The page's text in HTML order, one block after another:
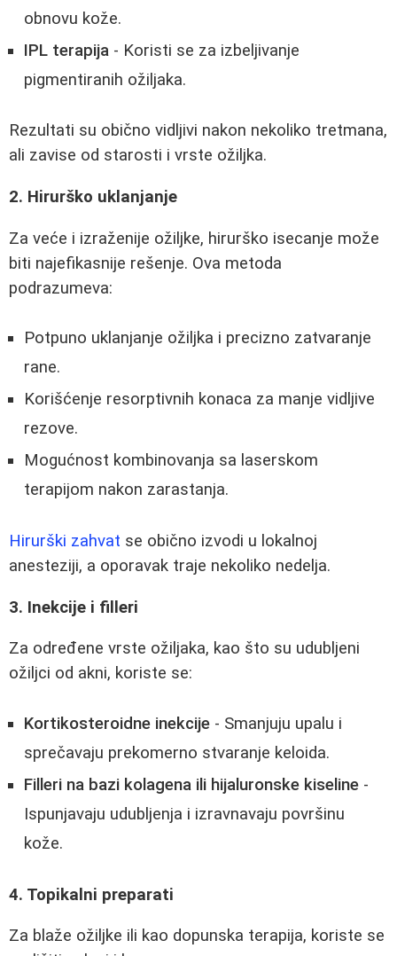
obnovu kože.
IPL terapija - Koristi se za izbeljivanje
pigmentiranih ožiljaka.
Rezultati su obično vidljivi nakon nekoliko tretmana,
ali zavise od starosti i vrste ožiljka.
2. Hirurško uklanjanje
Za veće i izraženije ožiljke, hirurško isecanje može
biti najefikasnije rešenje. Ova metoda
podrazumeva:
Potpuno uklanjanje ožiljka i precizno zatvaranje
rane.
Korišćenje resorptivnih konaca za manje vidljive
rezove.
Mogućnost kombinovanja sa laserskom
terapijom nakon zarastanja.
Hirurški zahvat se obično izvodi u lokalnoj
anesteziji, a oporavak traje nekoliko nedelja.
3. Inekcije i filleri
Za određene vrste ožiljaka, kao što su udubljeni
ožiljci od akni, koriste se:
Kortikosteroidne inekcije - Smanjuju upalu i
sprečavaju prekomerno stvaranje keloida.
Filleri na bazi kolagena ili hijaluronske kiseline -
Ispunjavaju udubljenja i izravnavaju površinu
kože.
4. Topikalni preparati
Za blaže ožiljke ili kao dopunska terapija, koriste se